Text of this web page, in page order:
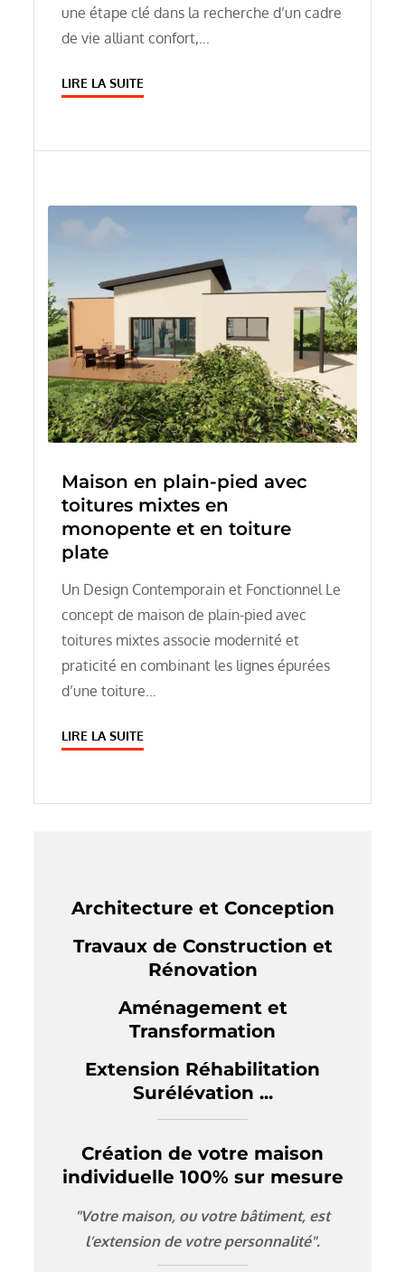
une étape clé dans la recherche d’un cadre
de vie alliant confort,…
LIRE LA SUITE
Maison en plain-pied avec
toitures mixtes en
monopente et en toiture
plate
Un Design Contemporain et Fonctionnel Le
concept de maison de plain-pied avec
toitures mixtes associe modernité et
praticité en combinant les lignes épurées
d’une toiture…
LIRE LA SUITE
Architecture et Conception
Travaux de Construction et
Rénovation
Aménagement et
Transformation
Extension Réhabilitation
Surélévation ...
Création de votre maison
individuelle 100% sur mesure
"Votre maison, ou votre bâtiment, est
l’extension de votre personnalité".